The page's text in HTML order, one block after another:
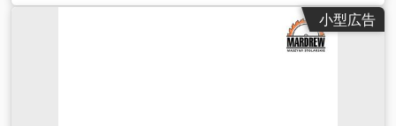
小型広告